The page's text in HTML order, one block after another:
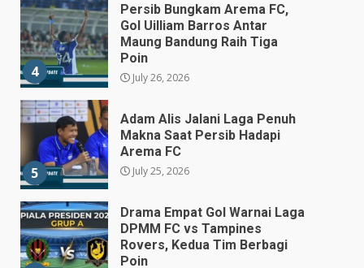
4
Persib Bungkam Arema FC,
Gol Uilliam Barros Antar
Maung Bandung Raih Tiga
Poin
July 26, 2026
5
Adam Alis Jalani Laga Penuh
Makna Saat Persib Hadapi
Arema FC
July 25, 2026
Drama Empat Gol Warnai Laga
DPMM FC vs Tampines
Rovers, Kedua Tim Berbagi
Poin